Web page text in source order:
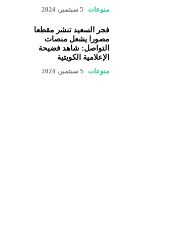
منوعات 5 سبتمبر، 2024
فجر السعيد تنشر مقطعا
مصورا يشعل منصات
التواصل: شاهد فضيحة
الإعلامية الكويتية
منوعات 5 سبتمبر، 2024